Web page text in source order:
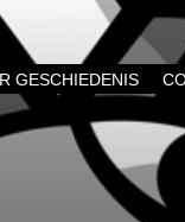
GESCHIEDENIS